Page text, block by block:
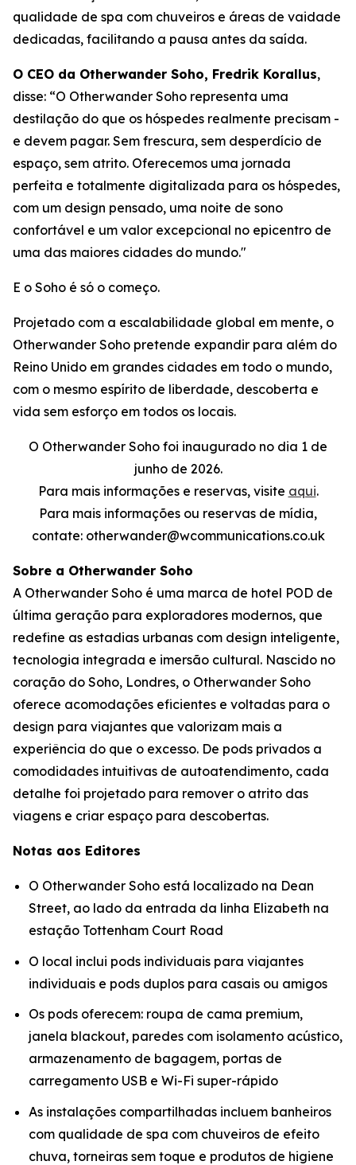
qualidade de spa com chuveiros e áreas de vaidade
dedicadas, facilitando a pausa antes da saída.
O CEO da Otherwander Soho, Fredrik Korallus,
disse: “O Otherwander Soho representa uma
destilação do que os hóspedes realmente precisam -
e devem pagar. Sem frescura, sem desperdício de
espaço, sem atrito. Oferecemos uma jornada
perfeita e totalmente digitalizada para os hóspedes,
com um design pensado, uma noite de sono
confortável e um valor excepcional no epicentro de
uma das maiores cidades do mundo."
E o Soho é só o começo.
Projetado com a escalabilidade global em mente, o
Otherwander Soho pretende expandir para além do
Reino Unido em grandes cidades em todo o mundo,
com o mesmo espírito de liberdade, descoberta e
vida sem esforço em todos os locais.
O Otherwander Soho foi inaugurado no dia 1 de
junho de 2026.
Para mais informações e reservas, visite aqui.
Para mais informações ou reservas de mídia,
contate: otherwander@wcommunications.co.uk
Sobre a Otherwander Soho
A Otherwander Soho é uma marca de hotel POD de
última geração para exploradores modernos, que
redefine as estadias urbanas com design inteligente,
tecnologia integrada e imersão cultural. Nascido no
coração do Soho, Londres, o Otherwander Soho
oferece acomodações eficientes e voltadas para o
design para viajantes que valorizam mais a
experiência do que o excesso. De pods privados a
comodidades intuitivas de autoatendimento, cada
detalhe foi projetado para remover o atrito das
viagens e criar espaço para descobertas.
Notas aos Editores
O Otherwander Soho está localizado na Dean
Street, ao lado da entrada da linha Elizabeth na
estação Tottenham Court Road
O local inclui pods individuais para viajantes
individuais e pods duplos para casais ou amigos
Os pods oferecem: roupa de cama premium,
janela blackout, paredes com isolamento acústico,
armazenamento de bagagem, portas de
carregamento USB e Wi-Fi super-rápido
As instalações compartilhadas incluem banheiros
com qualidade de spa com chuveiros de efeito
chuva, torneiras sem toque e produtos de higiene